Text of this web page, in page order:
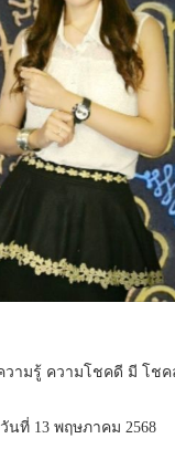
ามรู้ ความโชคดี มี โชค
นที่ 13 พฤษภาคม 2568